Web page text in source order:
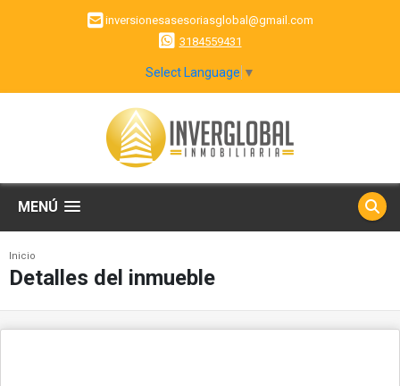
inversionesasesoriasglobal@gmail.com
3184559431
Select Language ▼
MENÚ
Inicio
Detalles del inmueble